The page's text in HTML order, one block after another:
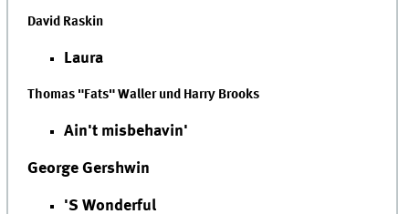
David Raskin
Laura
Thomas "Fats" Waller und Harry Brooks
Ain't misbehavin'
George Gershwin
'S Wonderful